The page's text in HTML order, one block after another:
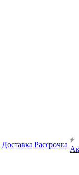
Доставка Рассрочка